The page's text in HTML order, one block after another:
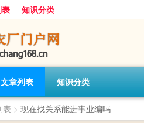
知识分类
文章列表 知识分类
表 > 现在找关系能进事业编吗